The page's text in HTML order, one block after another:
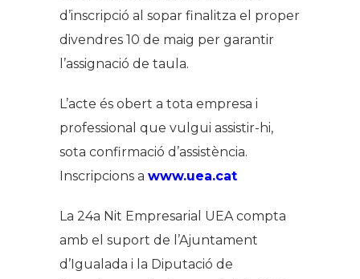
d’inscripció al sopar finalitza el proper
divendres 10 de maig per garantir
l’assignació de taula.
L’acte és obert a tota empresa i
professional que vulgui assistir-hi,
sota confirmació d’assistència.
Inscripcions a www.uea.cat
La 24a Nit Empresarial UEA compta
amb el suport de l’Ajuntament
d’Igualada i la Diputació de